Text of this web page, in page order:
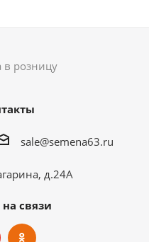
розницу
sale@semena63.ru
д.24А
связи